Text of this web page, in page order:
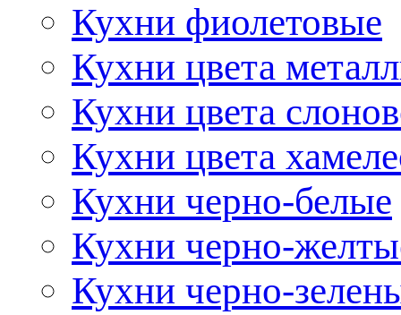
Кухни фиолетовые
Кухни цвета
Кухни цвета
Кухни цвета
Кухни черно-белые
Кухни черно-
Кухни черно-